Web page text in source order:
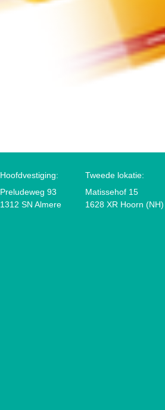
Hoofdvestiging:
Preludeweg 93
1312 SN Almere
Tweede lokatie:
Matissehof 15
1628 XR Hoorn (NH)